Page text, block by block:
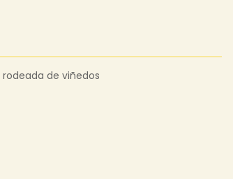
rodeada de viñedos